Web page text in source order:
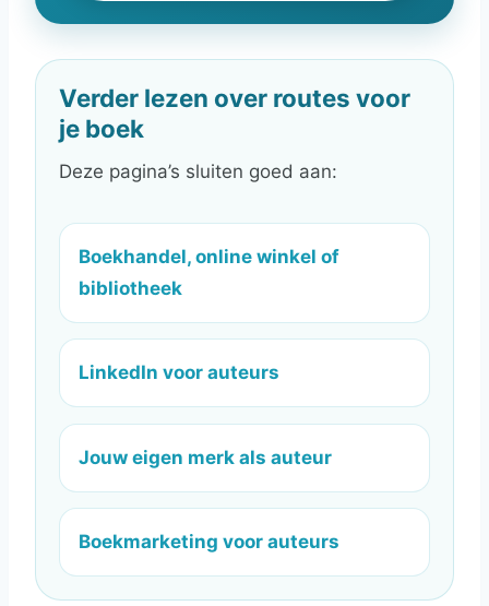
Verder lezen over routes voor
je boek
Deze pagina’s sluiten goed aan:
Boekhandel, online winkel of
bibliotheek
LinkedIn voor auteurs
Jouw eigen merk als auteur
Boekmarketing voor auteurs